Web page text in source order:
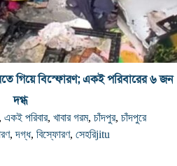
গিয়ে বিস্ফোরণ; একই পরিবারের ৬ জন
দগ্ধ
একই পরিবার, খাবার গরম, চাঁদপুর, চাঁদপুরে
,দগ্ধ, বিস্ফোরণ, সেহরিjitu